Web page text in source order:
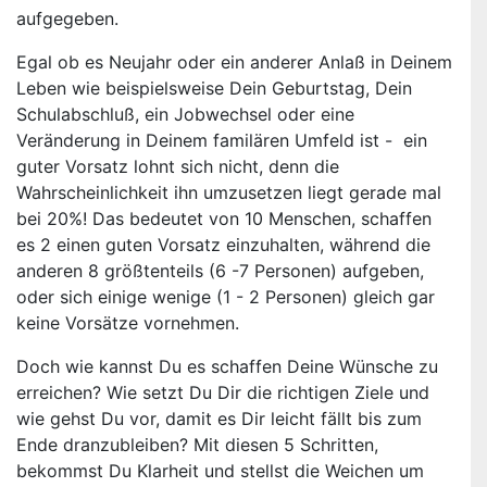
aufgegeben.
Egal ob es Neujahr oder ein anderer Anlaß in Deinem
Leben wie beispielsweise Dein Geburtstag, Dein
Schulabschluß, ein Jobwechsel oder eine
Veränderung in Deinem familären Umfeld ist - ein
guter Vorsatz lohnt sich nicht, denn die
Wahrscheinlichkeit ihn umzusetzen liegt gerade mal
bei 20%! Das bedeutet von 10 Menschen, schaffen
es 2 einen guten Vorsatz einzuhalten, während die
anderen 8 größtenteils (6 -7 Personen) aufgeben,
oder sich einige wenige (1 - 2 Personen) gleich gar
keine Vorsätze vornehmen.
Doch wie kannst Du es schaffen Deine Wünsche zu
erreichen? Wie setzt Du Dir die richtigen Ziele und
wie gehst Du vor, damit es Dir leicht fällt bis zum
Ende dranzubleiben? Mit diesen 5 Schritten,
bekommst Du Klarheit und stellst die Weichen um